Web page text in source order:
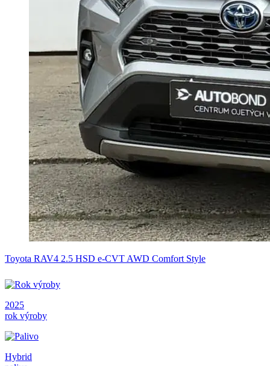
Toyota RAV4 2.5 HSD e-CVT AWD Comfort Style
2025
rok výroby
Hybrid